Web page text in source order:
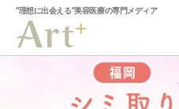
”理想に出会える”美容医療の専門メディア